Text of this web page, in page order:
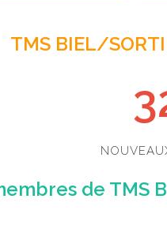
TMS BIEL/
de TMS